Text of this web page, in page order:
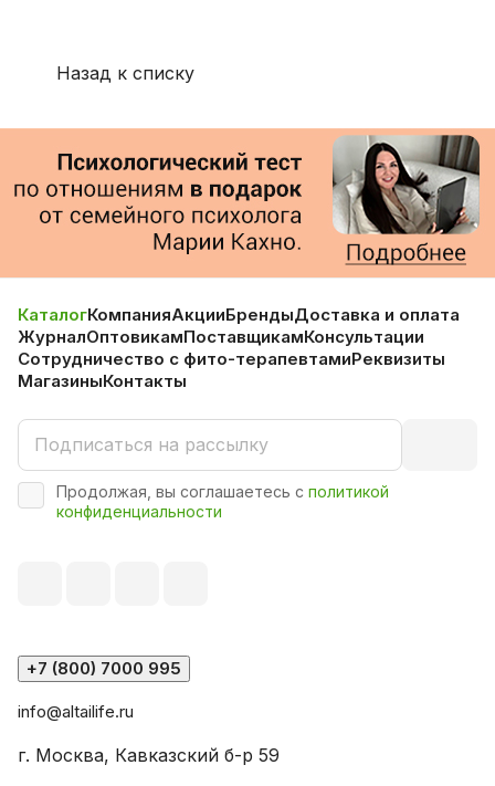
Назад к списку
КаталогКомпанияАкцииБрендыДоставка и оплата
ЖурналОптовикамПоставщикамКонсультации
Сотрудничество с фито-терапевтамиРеквизиты
МагазиныКонтакты
Продолжая, вы соглашаетесь с политикой
конфиденциальности
+7 (800) 7000 995
info@altailife.ru
г. Москва, Кавказский б-р 59